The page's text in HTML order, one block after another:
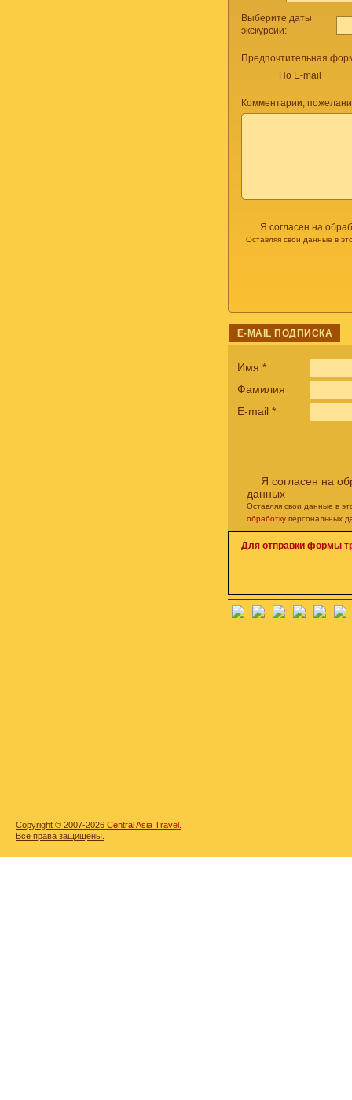
Выберите даты
экскурсии:
Предпочтительная
По E-mail
Комментарии,
Я согласен на
Оставляя свои данные в
E-MAIL ПОДПИСКА
Имя *
Фамилия
E-mail *
Я согласен на
данных
Оставляя свои данные в
обработку персональных
Для отправки формы
Copyright © 2007-2026 Central Asia Travel.
Все права защищены.